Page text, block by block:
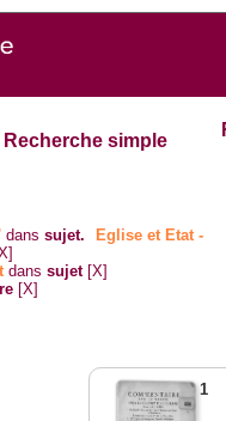
Recherche simple
danssujet.
Eglise et Etat -
danssujet [X]
[X]
1